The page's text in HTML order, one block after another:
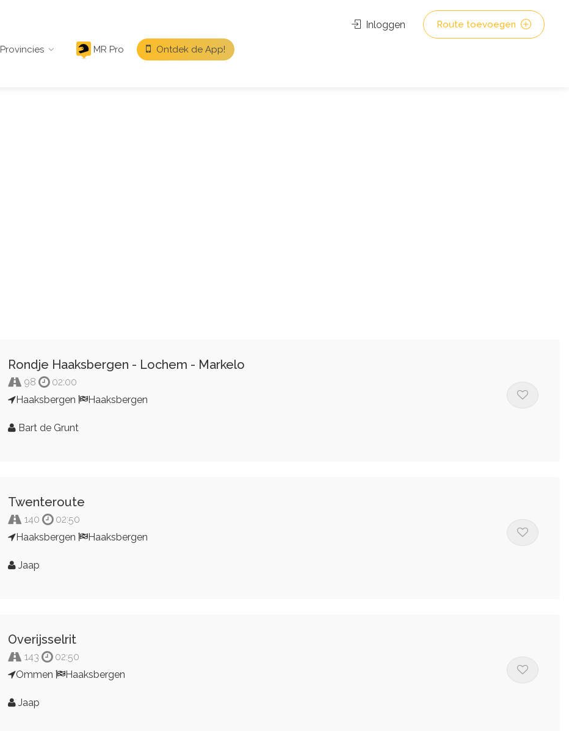
Provincies MR Pro
Ontdek de App!
Inloggen Route toevoegen
Rondje Haaksbergen - Lochem - Markelo
98
02:00
Haaksbergen
Haaksbergen
Bart de Grunt
Twenteroute
140
02:50
Haaksbergen
Haaksbergen
Jaap
Overijsselrit
143
02:50
Ommen
Haaksbergen
Jaap